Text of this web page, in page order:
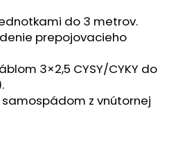
do 3 metrov.
prepojovacieho
3×2,5 CYSY/CYKY do
z vnútornej